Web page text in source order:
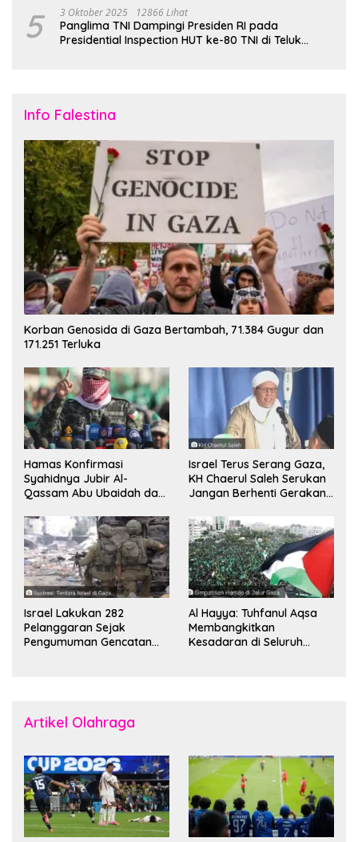
5 3 Oktober 2025 12866 Lihat
Panglima TNI Dampingi Presiden RI pada
Presidential Inspection HUT ke-80 TNI di Teluk
Info Falestina
Korban Genosida di Gaza Bertambah, 71.384 Gugur dan
171.251 Terluka
Hamas Konfirmasi
Syahidnya Jubir Al-
Qassam Abu Ubaidah dan
Sinwar
Israel Terus Serang Gaza,
KH Chaerul Saleh Serukan
Jangan Berhenti Gerakan
Israel Lakukan 282
Pelanggaran Sejak
Pengumuman Gencatan
Al Hayya: Tuhfanul Aqsa
Membangkitkan
Kesadaran di Seluruh
Artikel Olahraga